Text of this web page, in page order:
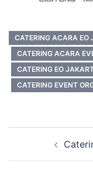
CATERING ACARA EO
CATERING ACARA
CATERING EO
CATERING EVENT
navigation